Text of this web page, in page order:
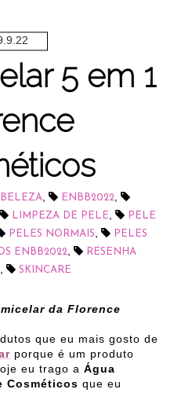
5 em 1
BELEZA ENBB2022
LIMPEZA DE PELE
PELE
PELES NORMAIS
PELES
ENBB2022
RESENHA
SKINCARE
da Florence
que eu mais gosto de
porque é um produto
eu trago a Água
Cosméticos que eu